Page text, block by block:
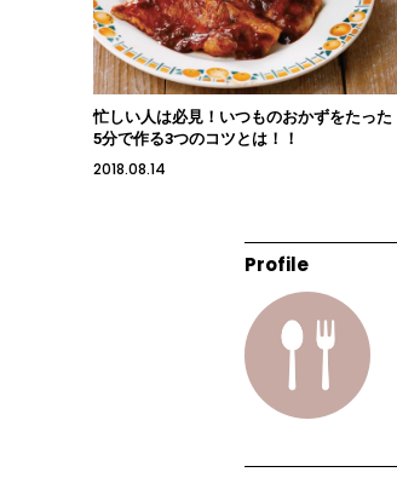
忙しい人は必見！いつものおかずをたった
5分で作る3つのコツとは！！
2018.08.14
Profile